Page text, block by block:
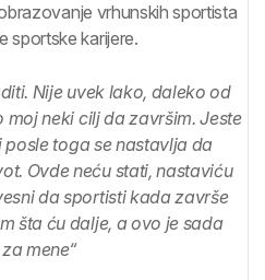
vrhunskih sportista
sportske karijere.
Nije uvek lako, daleko od
neki cilj da završim. Jeste
toga se nastavlja da
Ovde neću stati, nastaviću
da sportisti kada završe
šta ću dalje, a ovo je sada
mene“